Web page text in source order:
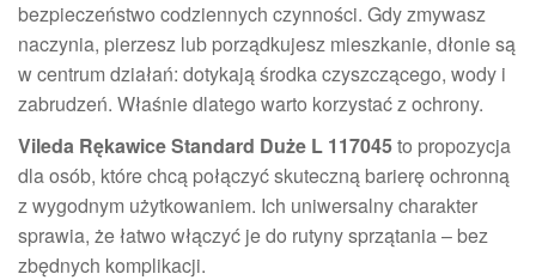
bezpieczeństwo codziennych czynności. Gdy zmywasz
naczynia, pierzesz lub porządkujesz mieszkanie, dłonie są
w centrum działań: dotykają środka czyszczącego, wody i
zabrudzeń. Właśnie dlatego warto korzystać z ochrony.
Vileda Rękawice Standard Duże L 117045to propozycja
dla osób, które chcą połączyć skuteczną barierę ochronną
z wygodnym użytkowaniem. Ich uniwersalny charakter
sprawia, że łatwo włączyć je do rutyny sprzątania – bez
zbędnych komplikacji.